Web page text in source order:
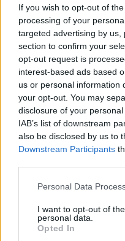
If you wish to opt-out of
processing of your
targeted advertising by
section to confirm your
opt-out request is
interest-based ads based
us or personal information
your opt-out. You may
disclosure of your
IAB’s list of downstream
also be disclosed by us to
Downstream Participants
Please note that this
not limited to your visit or
grant or deny consent to
use your data for below
Personal Data
I want to opt-out of
personal data.
Opted In